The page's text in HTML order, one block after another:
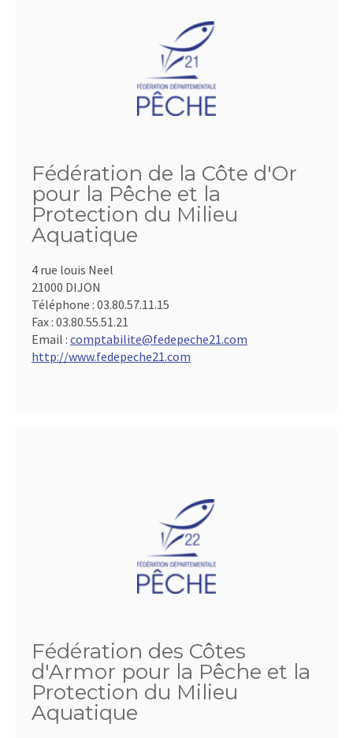
Fédération de la Côte d'Or
pour la Pêche et la
Protection du Milieu
Aquatique
4 rue louis Neel
21000 DIJON
Téléphone : 03.80.57.11.15
Fax : 03.80.55.51.21
Email : comptabilite@fedepeche21.com
http://www.fedepeche21.com
Fédération des Côtes
d'Armor pour la Pêche et la
Protection du Milieu
Aquatique